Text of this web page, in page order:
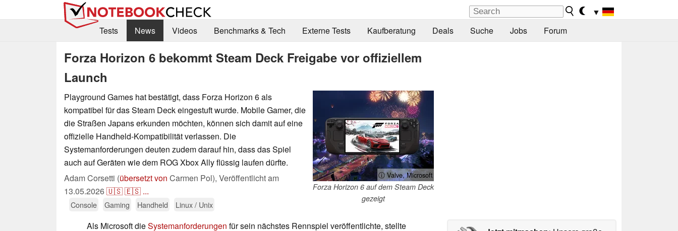
▼
Tests
News Videos Benchmarks & Tech Externe Tests Kaufberatung Deals Suche Jobs Forum
Forza Horizon 6 bekommt Steam Deck Freigabe vor offiziellem
Launch
ⓘ Valve, Microsoft
Forza Horizon 6 auf dem Steam Deck
gezeigt
Playground Games hat bestätigt, dass Forza Horizon 6 als
kompatibel für das Steam Deck eingestuft wurde. Mobile Gamer, die
die Straßen Japans erkunden möchten, können sich damit auf eine
offizielle Handheld-Kompatibilität verlassen. Die
Systemanforderungen deuten zudem darauf hin, dass das Spiel
auch auf Geräten wie dem ROG Xbox Ally flüssig laufen dürfte.
Adam Corsetti (übersetzt von Carmen Pol), Veröffentlicht am
13.05.2026🇺🇸🇪🇸 ...
Console Gaming Handheld Linux / Unix
Als Microsoft dieSystemanforderungen für sein nächstes Rennspiel veröffentlichte, stellte